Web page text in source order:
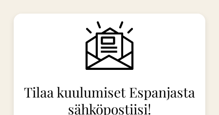
Tilaa kuulumiset Espanjasta
sähköpostiisi!